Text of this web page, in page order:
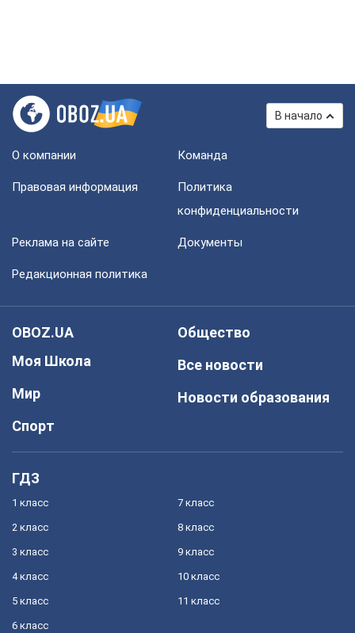
В начало
О компании Команда
Правовая информация
Политика
конфиденциальности
Реклама на сайте Документы
Редакционная политика
OBOZ.UA
Моя Школа
Мир
Спорт
Общество
Все новости
Новости образования
ГДЗ
1 класс
2 класс
3 класс
4 класс
5 класс
6 класс
7 класс
8 класс
9 класс
10 класс
11 класс